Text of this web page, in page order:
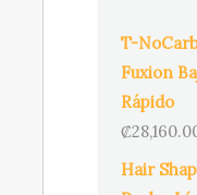
T-
Fuxion
Rápido
₡
Hair